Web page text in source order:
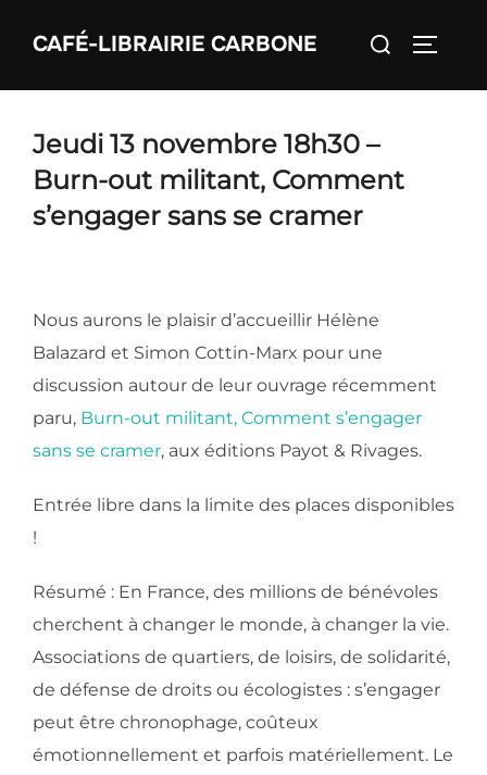
CAFÉ-LIBRAIRIE CARBONE Rechercher :
Jeudi 13 novembre 18h30 –
Burn-out militant, Comment
s’engager sans se cramer
Nous aurons le plaisir d’accueillir Hélène
Balazard et Simon Cottin-Marx pour une
discussion autour de leur ouvrage récemment
paru, Burn-out militant, Comment s’engager
sans se cramer, aux éditions Payot & Rivages.
Entrée libre dans la limite des places disponibles
!
Résumé : En France, des millions de bénévoles
cherchent à changer le monde, à changer la vie.
Associations de quartiers, de loisirs, de solidarité,
de défense de droits ou écologistes : s’engager
peut être chronophage, coûteux
émotionnellement et parfois matériellement. Le